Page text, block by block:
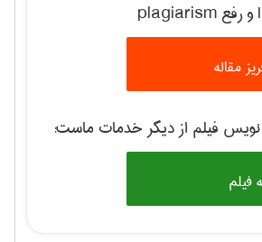
مقاله
نویس فیلم از دیگر خدمات ماست: